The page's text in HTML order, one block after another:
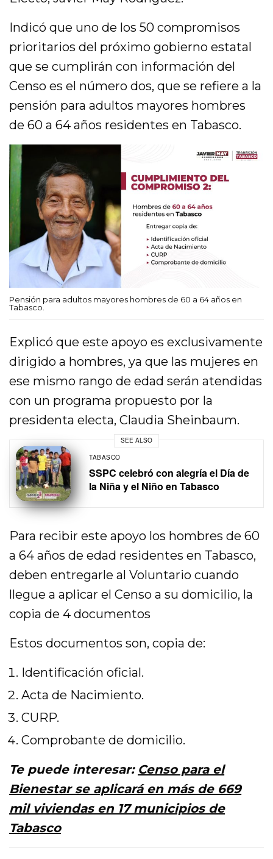
Indicó que uno de los 50 compromisos
prioritarios del próximo gobierno estatal
que se cumplirán con información del
Censo es el número dos, que se refiere a la
pensión para adultos mayores hombres
de 60 a 64 años residentes en Tabasco.
Pensión para adultos mayores hombres de 60 a 64 años en
Tabasco.
Explicó que este apoyo es exclusivamente
dirigido a hombres, ya que las mujeres en
ese mismo rango de edad serán atendidas
con un programa propuesto por la
presidenta electa, Claudia Sheinbaum.
SEE ALSO
TABASCO
SSPC celebró con alegría el Día de
la Niña y el Niño en Tabasco
Para recibir este apoyo los hombres de 60
a 64 años de edad residentes en Tabasco,
deben entregarle al Voluntario cuando
llegue a aplicar el Censo a su domicilio, la
copia de 4 documentos
Estos documentos son, copia de:
Identificación oficial.
Acta de Nacimiento.
CURP.
Comprobante de domicilio.
Te puede interesar: Censo para el
Bienestar se aplicará en más de 669
mil viviendas en 17 municipios de
Tabasco